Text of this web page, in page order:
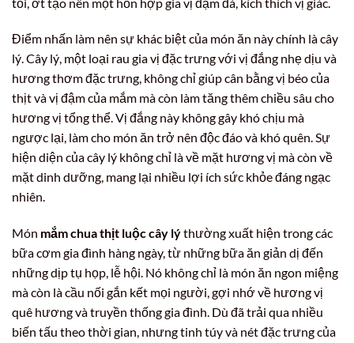
Điểm nhấn làm nên sự khác biệt của món ăn này chính là cây
lý. Cây lý, một loại rau gia vị đặc trưng với vị đắng nhẹ dịu và
hương thơm đặc trưng, không chỉ giúp cân bằng vị béo của
thịt và vị đậm của mắm mà còn làm tăng thêm chiều sâu cho
hương vị tổng thể. Vị đắng này không gây khó chịu mà
ngược lại, làm cho món ăn trở nên độc đáo và khó quên. Sự
hiện diện của cây lý không chỉ là về mặt hương vị mà còn về
mặt dinh dưỡng, mang lại nhiều lợi ích sức khỏe đáng ngạc
nhiên.
Món mắm chua thịt luộc cây lýthường xuất hiện trong các
bữa cơm gia đình hàng ngày, từ những bữa ăn giản dị đến
những dịp tụ họp, lễ hội. Nó không chỉ là món ăn ngon miệng
mà còn là cầu nối gắn kết mọi người, gợi nhớ về hương vị
quê hương và truyền thống gia đình. Dù đã trải qua nhiều
biến tấu theo thời gian, nhưng tinh túy và nét đặc trưng của